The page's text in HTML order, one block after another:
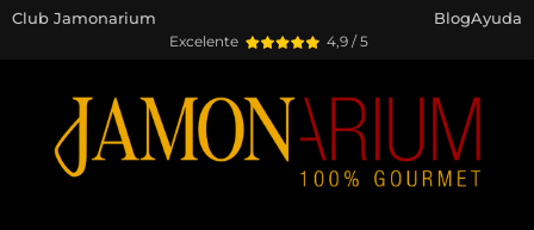
Excelente 4,9 / 5
Club Jamonarium BlogAyuda